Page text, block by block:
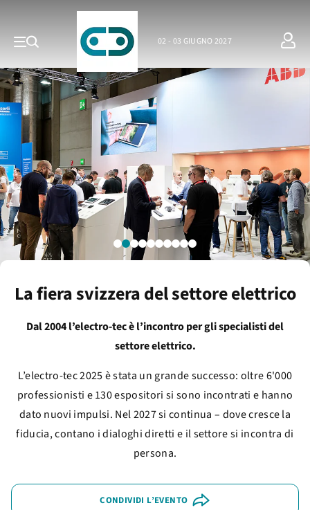
02 - 03 GIUGNO 2027
La fiera svizzera del settore elettrico
Dal 2004 l’electro-tec è l’incontro per gli specialisti del
settore elettrico.
L’electro-tec 2025 è stata un grande successo: oltre 6'000
professionisti e 130 espositori si sono incontrati e hanno
dato nuovi impulsi. Nel 2027 si continua – dove cresce la
fiducia, contano i dialoghi diretti e il settore si incontra di
persona.
CONDIVIDI L’EVENTO